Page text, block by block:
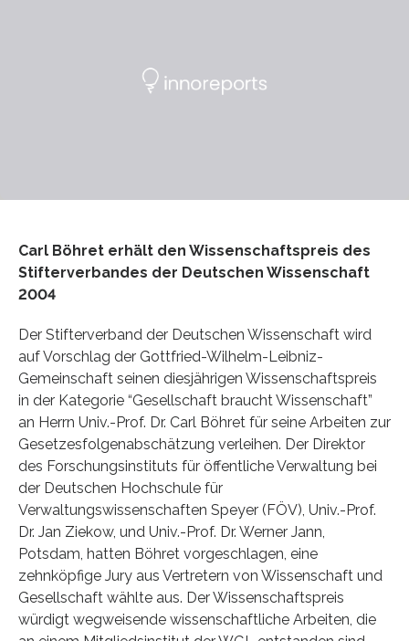
Carl Böhret erhält den Wissenschaftspreis des
Stifterverbandes der Deutschen Wissenschaft
2004
Der Stifterverband der Deutschen Wissenschaft wird
auf Vorschlag der Gottfried-Wilhelm-Leibniz-
Gemeinschaft seinen diesjährigen Wissenschaftspreis
in der Kategorie “Gesellschaft braucht Wissenschaft”
an Herrn Univ.-Prof. Dr. Carl Böhret für seine Arbeiten zur
Gesetzesfolgenabschätzung verleihen. Der Direktor
des Forschungsinstituts für öffentliche Verwaltung bei
der Deutschen Hochschule für
Verwaltungswissenschaften Speyer (FÖV), Univ.-Prof.
Dr. Jan Ziekow, und Univ.-Prof. Dr. Werner Jann,
Potsdam, hatten Böhret vorgeschlagen, eine
zehnköpfige Jury aus Vertretern von Wissenschaft und
Gesellschaft wählte aus. Der Wissenschaftspreis
würdigt wegweisende wissenschaftliche Arbeiten, die